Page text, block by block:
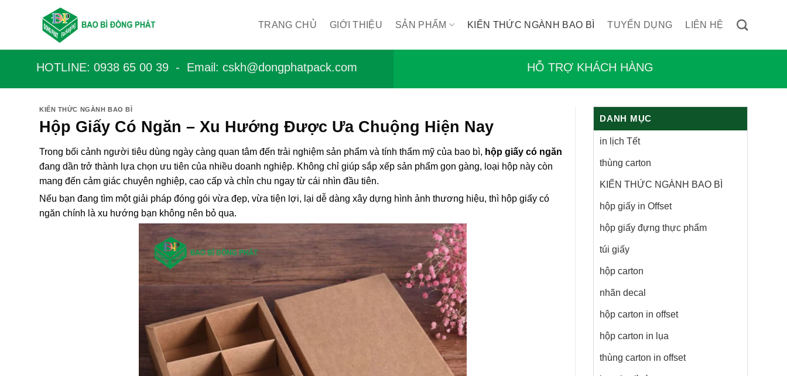
dung
TRANG CHỦ GIỚI THIỆU SẢN PHẨM KIẾN THỨC NGÀNH BAO BÌ TUYỂN DỤNG LIÊN HỆ
HOTLINE: 0938 65 00 39 - Email: cskh@dongphatpack.com HỖ TRỢ KHÁCH HÀNG
KIẾN THỨC NGÀNH BAO BÌ
Hộp Giấy Có Ngăn – Xu Hướng Được Ưa Chuộng Hiện Nay
Trong bối cảnh người tiêu dùng ngày càng quan tâm đến trải nghiệm sản phẩm và tính thẩm mỹ của bao bì, hộp giấy có ngăn
đang dần trở thành lựa chọn ưu tiên của nhiều doanh nghiệp. Không chỉ giúp sắp xếp sản phẩm gọn gàng, loại hộp này còn
mang đến cảm giác chuyên nghiệp, cao cấp và chỉn chu ngay từ cái nhìn đầu tiên.
Nếu bạn đang tìm một giải pháp đóng gói vừa đẹp, vừa tiện lợi, lại dễ dàng xây dựng hình ảnh thương hiệu, thì hộp giấy có
ngăn chính là xu hướng bạn không nên bỏ qua.
DANH MỤC
in lịch Tết
thùng carton
KIẾN THỨC NGÀNH BAO BÌ
hộp giấy in Offset
hộp giấy đựng thực phẩm
túi giấy
hộp carton
nhãn decal
hộp carton in offset
hộp carton in lụa
thùng carton in offset